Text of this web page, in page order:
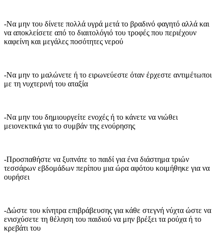
-Να μην του δίνετε πολλά υγρά μετά το βραδινό φαγητό αλλά και
να αποκλείσετε από το διαιτολόγιό του τροφές που περιέχουν
καφείνη και μεγάλες ποσότητες νερού
-Να μην το μαλώνετε ή το ειρωνεύεστε όταν έρχεστε αντιμέτωποι
με τη νυχτερινή του αταξία
-Να μην του δημιουργείτε ενοχές ή το κάνετε να νιώθει
μειονεκτικά για το συμβάν της ενούρησης
-Προσπαθήστε να ξυπνάτε το παιδί για ένα διάστημα τριών
τεσσάρων εβδομάδων περίπου μια ώρα αφότου κοιμήθηκε για να
ουρήσει
-Δώστε του κίνητρα επιβράβευσης για κάθε στεγνή νύχτα ώστε να
ενισχύσετε τη θέληση του παιδιού να μην βρέξει τα ρούχα ή το
κρεβάτι του